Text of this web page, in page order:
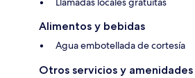
Alimentos y bebidas
Agua embotellada de cortesía
Otros servicios y amenidades